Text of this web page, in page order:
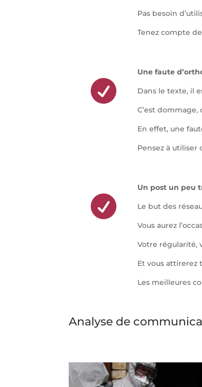
Pas besoin
Tenez compte

Une faute
Dans le texte, il
C’est dommage,
En effet, une
Pensez à utiliser

Un post un peu
Le but des
Vous aurez
Votre régularité,
Et vous attirerez
Les meilleures
Analyse de